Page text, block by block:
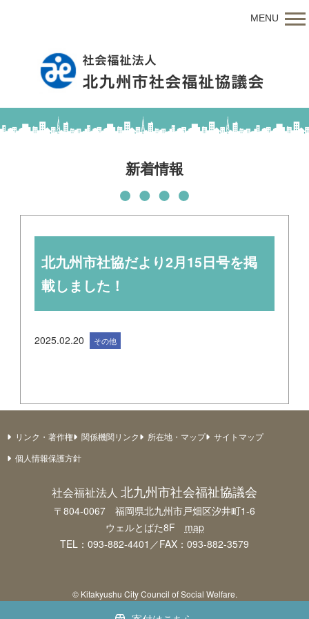
MENU
新着情報
北九州市社協だより2月15日号を掲
載しました！
2025.02.20 その他
リンク・著作権 関係機関リンク 所在地・マップ
サイトマップ
個人情報保護方針
社会福祉法人 北九州市社会福祉協議会
〒804-0067 福岡県北九州市戸畑区汐井町1-6
ウェルとばた8F map
TEL：093-882-4401／FAX：093-882-3579
© Kitakyushu City Council of Social Welfare.